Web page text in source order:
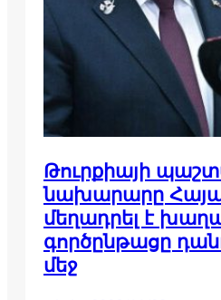
Թուրքիայի
նախարարը
մեղադրել է
գործընթացը
մեջ